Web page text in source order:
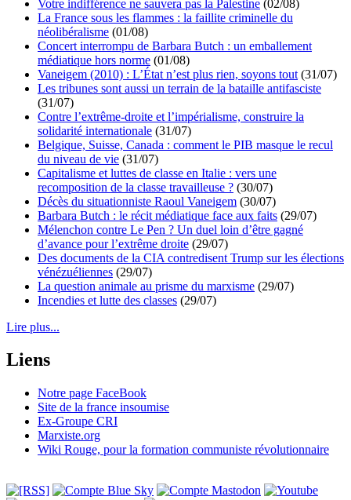
Votre indifférence ne sauvera pas la Palestine (02/08)
La France sous les flammes : la faillite criminelle du
néolibéralisme (01/08)
Concert interrompu de Barbara Butch : un emballement
médiatique hors norme (01/08)
Vaneigem (2010) : L’État n’est plus rien, soyons tout (31/07)
Les tribunes sont aussi un terrain de la bataille antifasciste
(31/07)
Contre l’extrême-droite et l’impérialisme, construire la
solidarité internationale (31/07)
Belgique, Suisse, Canada : comment le PIB masque le recul
du niveau de vie (31/07)
Capitalisme et luttes de classe en Italie : vers une
recomposition de la classe travailleuse ? (30/07)
Décès du situationniste Raoul Vaneigem (30/07)
Barbara Butch : le récit médiatique face aux faits (29/07)
Mélenchon contre Le Pen ? Un duel loin d’être gagné
d’avance pour l’extrême droite (29/07)
Des documents de la CIA contredisent Trump sur les élections
vénézuéliennes (29/07)
La question animale au prisme du marxisme (29/07)
Incendies et lutte des classes (29/07)
Lire plus...
Liens
Notre page FaceBook
Site de la france insoumise
Ex-Groupe CRI
Marxiste.org
Wiki Rouge, pour la formation communiste révolutionnaire